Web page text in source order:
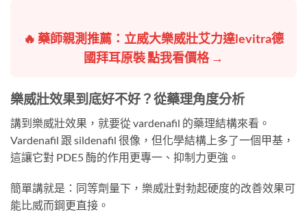
🔥 藥師親測推薦：立威大樂威壯艾力達levitra德
國拜耳原裝 點我看價格 →
樂威壯效果到底好不好？從藥理角度分析
講到樂威壯效果，就要從 vardenafil 的藥理結構來看。
Vardenafil 跟 sildenafil 很像，但化學結構上多了一個甲基，
這讓它對 PDE5 酶的作用更專一、抑制力更強。
簡單講就是：同等劑量下，樂威壯對勃起硬度的改善效果可
能比威而鋼更直接。